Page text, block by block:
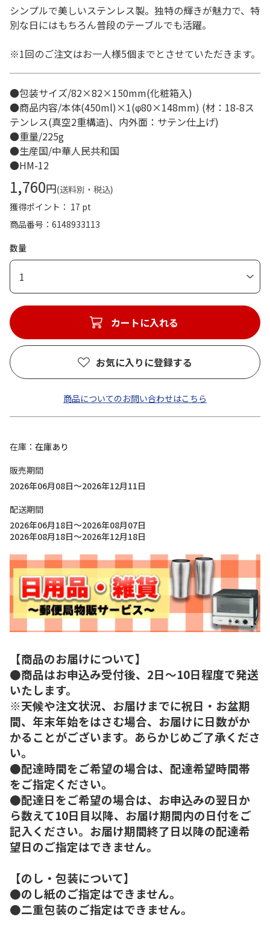
シンプルで美しいステンレス製。独特の輝きが魅力で、特
別な日にはもちろん普段のテーブルでも活躍。
※1回のご注文はお一人様5個までとさせていただきます。
●包装サイズ/82×82×150mm(化粧箱入)
●商品内容/本体(450ml)×1(φ80×148mm) (材：18-8ス
テンレス(真空2重構造)、内外面：サテン仕上げ)
●重量/225g
●生産国/中華人民共和国
●HM-12
1,760円(送料別・税込)
獲得ポイント： 17 pt
商品番号
6148933113
数量
1
カートに入れる
お気に入りに登録する
商品についてのお問い合わせはこちら
在庫
在庫あり
販売期間
2026年06月08日～2026年12月11日
配送期間
2026年06月18日～2026年08月07日
2026年08月18日～2026年12月18日
【商品のお届けについて】
●商品はお申込み受付後、2日～10日程度で発送
いたします。
※天候や注文状況、お届けまでに祝日・お盆期
間、年末年始をはさむ場合、お届けに日数がか
かることがございます。あらかじめご了承くださ
い。
●配達時間をご希望の場合は、配達希望時間帯
をご指定ください。
●配達日をご希望の場合は、お申込みの翌日か
ら数えて10日目以降、お届け期間内の日付をご
記入ください。お届け期間終了日以降の配達希
望日のご指定はできません。
【のし・包装について】
●のし紙のご指定はできません。
●二重包装のご指定はできません。